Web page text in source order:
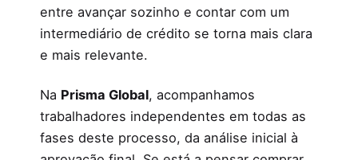
entre avançar sozinho e contar com um
intermediário de crédito se torna mais clara
e mais relevante.
Na Prisma Global, acompanhamos
trabalhadores independentes em todas as
fases deste processo, da análise inicial à